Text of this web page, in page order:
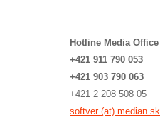
Hotline Media Office
+421 911 790 053
+421 903 790 063
+421 2 208 508 05
softver (at) median.sk